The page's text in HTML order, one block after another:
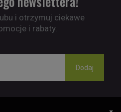
i otrzymuj ciekawe
i rabaty.